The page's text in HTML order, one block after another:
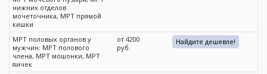
нижних отделов
мочеточника, МРТ прямой
кишки
МРТ половых органов у
мужчин: МРТ полового
члена, МРТ мошонки, МРТ
яичек
от 4200
руб.
Найдите дешевле!